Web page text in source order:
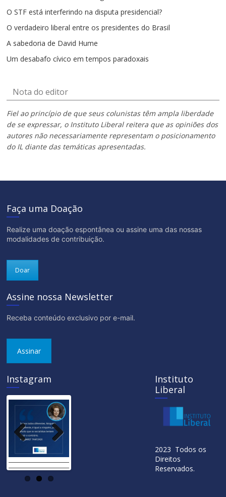
O STF está interferindo na disputa presidencial?
O verdadeiro liberal entre os presidentes do Brasil
A sabedoria de David Hume
Um desabafo cívico em tempos paradoxais
Nota do editor
Fiel ao princípio de que seus colunistas têm ampla liberdade
de se expressar, o Instituto Liberal reitera que as opiniões dos
autores não necessariamente representam o posicionamento
do IL diante das temáticas apresentadas.
Faça uma Doação
Realize uma doação espontânea ou assine uma das nossas
modalidades de contribuição.
Doar
Assine nossa Newsletter
Receba conteúdo exclusivo por e-mail.
Assinar
Instagram
ous
Instituto
Liberal
2023 Todos os
Direitos
Reservados.